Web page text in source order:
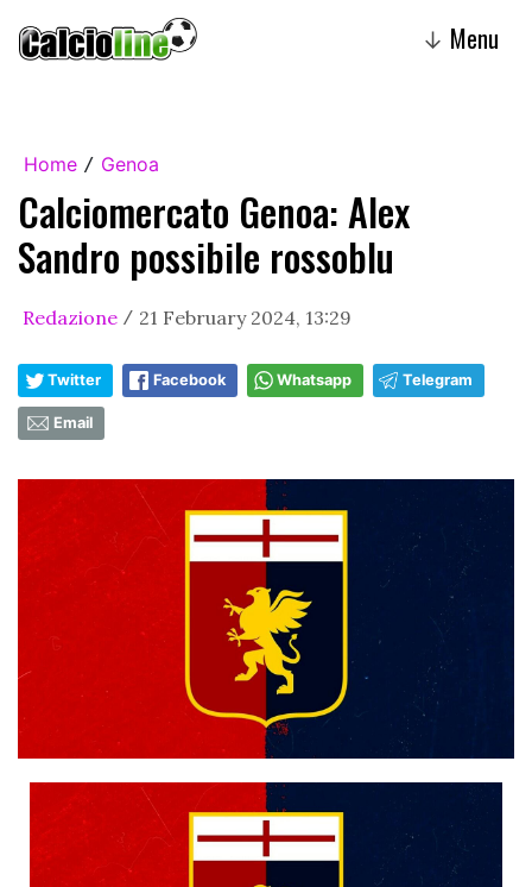
↓ Menu
Home / Genoa
Calciomercato Genoa: Alex
Sandro possibile rossoblu
Redazione / 21 February 2024, 13:29
Twitter Facebook Whatsapp Telegram
Email